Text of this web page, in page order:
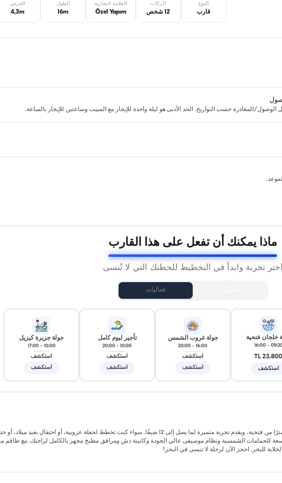
النوع
قارب
الركاب
12 شخص
العلامة التجارية
Özel Yapım
الطول
16m
العرض
4,3m
الوصول/المغادرة حسب التواريخ. الحد الأدنى هو ليلة واحدة للإيجار مع المبيت وساعتين للإيجار بالساعة.
ماذا يمكنك أن تفعل على هذا القارب
اختر تجربة وابدأ في التخطيط للحظتك التي لا تُنسى
فعاليات
خلجان فتحية
-
16:00
23.800 TL
استكشف
جولة غروب الشمس
16:00
-
20:00
استكشف
استكشف
تأجير ليوم كامل
10:00
-
20:00
استكشف
استكشف
جولة جزيرة كيزيل
10:00
-
17:00
استكشف
استكشف
ينطلق هذا القارب المصمم خصيصًا والذي يبلغ طوله 16 مترًا من فتحية، ويقدم تجربة متميزة لما يصل إلى 12 ضيفًا. سواء كنت تخطط لحفلة عزوبية، أو احتفال
للحمامات الشمسية ونظام موسيقى عالي الجودة وكابينة دش ومرافق مطبخ مجهز بالكامل لراحتك. مع طاقم
للبحر. احجز الآن لرحلة لا تنسى في البحر!